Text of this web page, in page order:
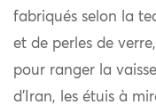
fabriqués selon la
et de perles de
pour ranger la
d’Iran, les étuis à